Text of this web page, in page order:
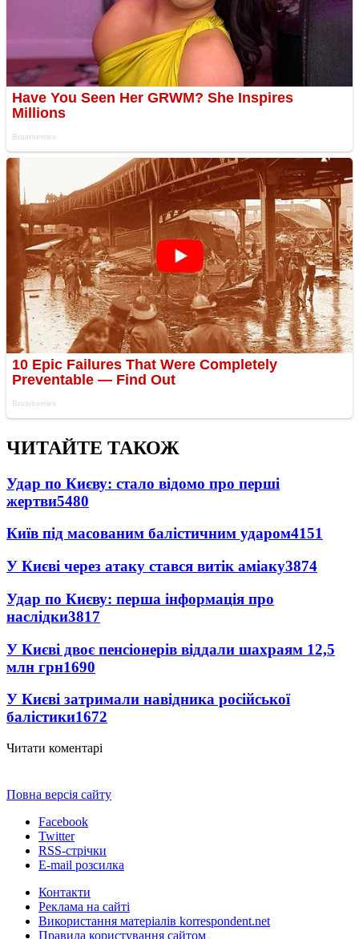
ЧИТАЙТЕ ТАКОЖ
Удар по Києву: стало відомо про перші
жертви5480
Київ під масованим балістичним ударом4151
У Києві через атаку стався витік аміаку3874
Удар по Києву: перша інформація про
наслідки3817
У Києві двоє пенсіонерів віддали шахраям 12,5
млн грн1690
У Києві затримали навідника російської
балістики1672
Читати коментарі
Повна версія сайту
Facebook
Twitter
RSS-стрічки
E-mail розсилка
Контакти
Реклама на сайті
Використання матеріалів korrespondent.net
Правила користування сайтом